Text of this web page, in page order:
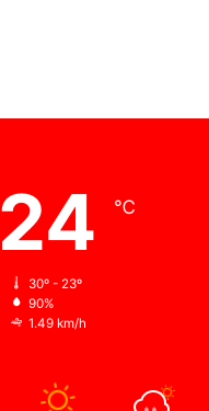
24 ℃
30º - 23º
90%
1.49 km/h